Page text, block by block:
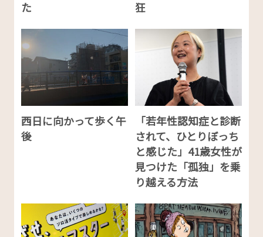
た
狂
西日に向かって歩く午
後
「若年性認知症と診断
されて、ひとりぼっち
と感じた」41歳女性が
見つけた「孤独」を乗
り越える方法